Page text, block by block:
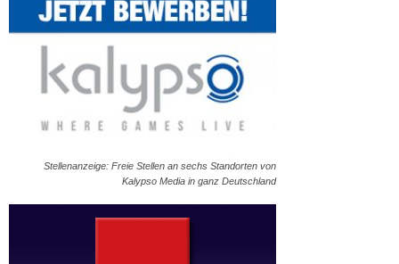
Stellenanzeige: Freie Stellen an sechs Standorten von
Kalypso Media in ganz Deutschland